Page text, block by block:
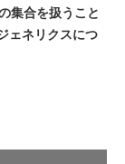
集合を扱うこと
ェネリクスにつ